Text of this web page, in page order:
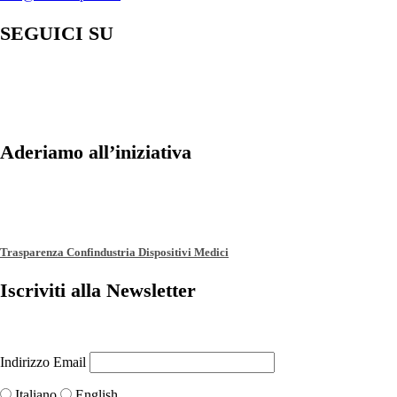
SEGUICI SU
Aderiamo all’iniziativa
Trasparenza Confindustria Dispositivi Medici
Iscriviti alla Newsletter
Indirizzo Email